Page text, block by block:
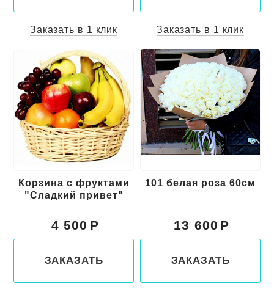
Заказать в 1 клик Заказать в 1 клик
Корзина с фруктами
"Сладкий привет"
4 500
ЗАКАЗАТЬ
101 белая роза 60см
13 600
ЗАКАЗАТЬ